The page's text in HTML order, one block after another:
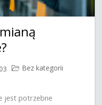
Bez kategorii
jest potrzebne